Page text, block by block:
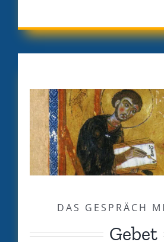
DAS GESPRÄCH
Gebet